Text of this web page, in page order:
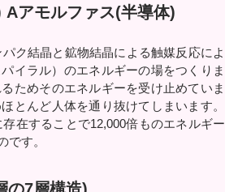
アモルファス(半導体)
ク結晶と鉱物結晶による触媒反応によ
イラル）のエネルギーの場をつくりま
ためそのエネルギーを受け止めていま
とんど人体を通り抜けてしまいます。
在することで12,000倍ものエネルギー
です。